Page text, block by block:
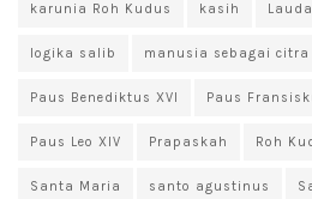
karunia Roh Kudus kasih
logika salib manusia sebagai citra
Paus Benediktus XVI Paus
Paus Leo XIV Prapaskah Roh
Santa Maria santo agustinus